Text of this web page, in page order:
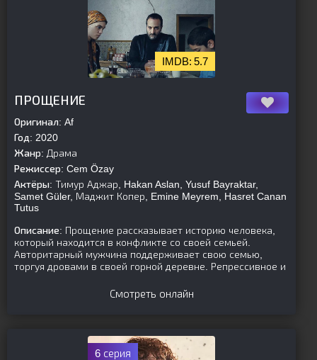
5.7
ПРОЩЕНИЕ
Оригинал: Af
Год: 2020
Жанр: Драма
Режиссер: Cem Özay
Актёры: Тимур Аджар, Hakan Aslan, Yusuf Bayraktar,
Samet Güler, Маджит Копер, Emine Meyrem, Hasret Canan
Tutus
Описание: Прощение рассказывает историю человека,
который находится в конфликте со своей семьей.
Авторитарный мужчина поддерживает свою семью,
торгуя дровами в своей горной деревне. Репрессивное и
Смотреть онлайн
6 серия